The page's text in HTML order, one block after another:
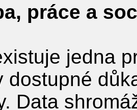
práce a
jedna
dostupné
Data